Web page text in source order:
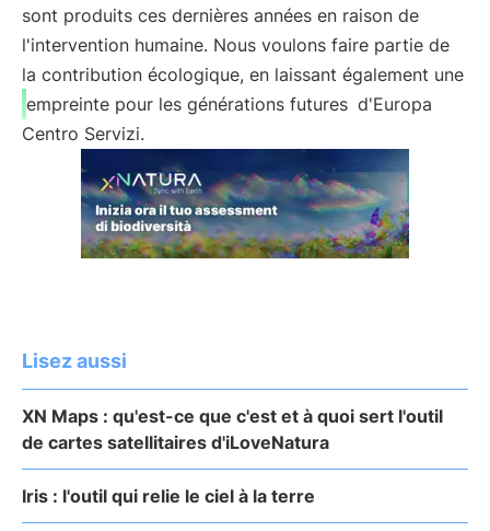
sont produits ces dernières années en raison de
l'intervention humaine. Nous voulons faire partie de
la contribution écologique, en laissant également une
empreinte pour les générations futures d'Europa
Centro Servizi.
Lisez aussi
XN Maps : qu'est-ce que c'est et à quoi sert l'outil
de cartes satellitaires d'iLoveNatura
Iris : l'outil qui relie le ciel à la terre